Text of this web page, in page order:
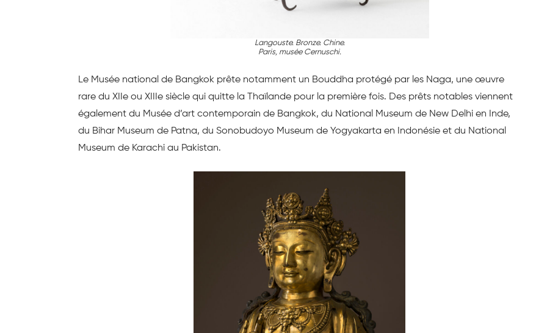
Langouste. Bronze. Chine.
Paris, musée Cernuschi.
Le Musée national de Bangkok prête notamment un Bouddha protégé par les Naga, une œuvre
rare du XIIe ou XIIIe siècle qui quitte la Thaïlande pour la première fois. Des prêts notables viennent
également du Musée d’art contemporain de Bangkok, du National Museum de New Delhi en Inde,
du Bihar Museum de Patna, du Sonobudoyo Museum de Yogyakarta en Indonésie et du National
Museum de Karachi au Pakistan.